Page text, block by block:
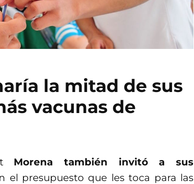
la mitad de sus
vacunas de
Morena también invitó a sus
el presupuesto que les toca para las